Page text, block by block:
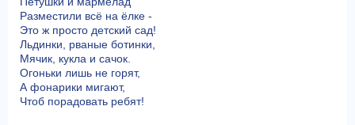
Разместили всё на ёлке -
Это ж просто детский сад!
Льдинки, рваные ботинки,
Мячик, кукла и сачок.
Огоньки лишь не горят,
А фонарики мигают,
Чтоб порадовать ребят!